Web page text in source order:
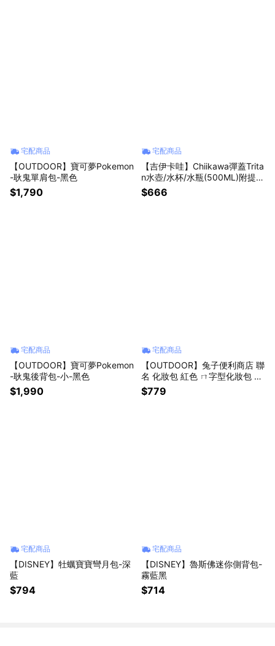
宅配商品
【OUTDOOR】寶可夢Pokemon
-耿鬼單肩包-黑色
$1,790
宅配商品
【吉伊卡哇】Chiikawa彈蓋Trita
n水壺/水杯/水瓶(500ML)附提
繩-寶藍
$666
宅配商品
【OUTDOOR】寶可夢Pokemon
-耿鬼後背包-小-黑色
$1,990
宅配商品
【OUTDOOR】兔子便利商店 聯
名 化妝包 紅色 ㄇ字型化妝包 大
開口
$779
宅配商品
【DISNEY】牡蠣寶寶彎月包-深
藍
$794
宅配商品
【DISNEY】魯斯佛迷你側背包-
霧藍黑
$714